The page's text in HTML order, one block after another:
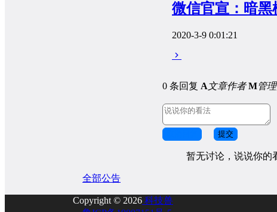
微信官宣：暗黑
2020-3-9 0:01:21
0 条回复 A文章作者 M管
提交
暂无讨论，说说你的
全部公告
Copyright © 2026 科技兽